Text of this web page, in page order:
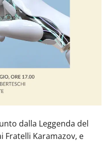
dalla Leggenda del
Karamazov, e